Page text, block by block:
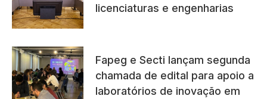
licenciaturas e engenharias
Fapeg e Secti lançam segunda
chamada de edital para apoio a
laboratórios de inovação em